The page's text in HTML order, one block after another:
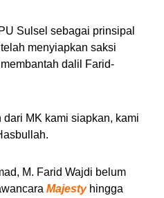
Sulsel sebagai prinsipal
menyiapkan saksi
dalil Farid-
dari MK kami siapkan, kami
M. Farid Wajdi belum
Majestyhingga